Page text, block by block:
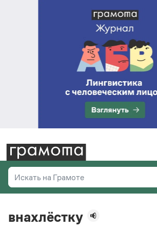
Искать на Грамоте
Справочная служба
внахлёстку